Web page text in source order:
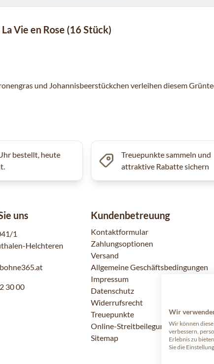
Vie en Rose (16 Stück)
und Johannisbeerstückchen verleihen diesem
bestellt, heute
Treuepunkte sammeln und
attraktive Rabatte sichern
uns
1
Helchteren
30 00
Kundenbetreuung
Kontaktformular
Zahlungsoptionen
Versand
Allgemeine Geschäftsbedingungen
Impressum
Datenschutz
Widerrufsrecht
Treuepunkte
Online-Streitbeilegung
Sitemap
Wir
Wir können
verbessern,
Erlebnis zu
Sie die